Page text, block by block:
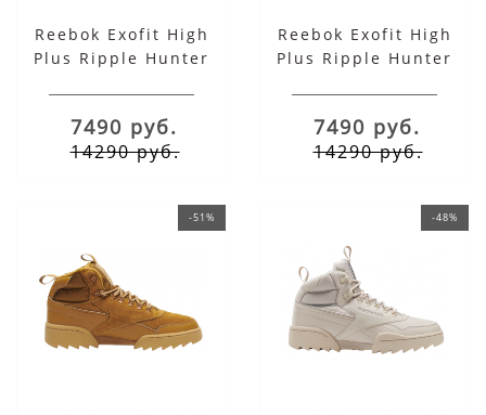
Reebok Exofit High
Plus Ripple Hunter
7490 руб.
14290 руб.
Reebok Exofit High
Plus Ripple Hunter
7490 руб.
14290 руб.
-51% -48%